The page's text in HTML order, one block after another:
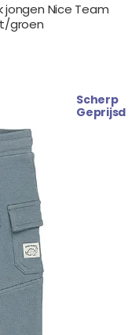
jongen Nice Team
groen
Scherp
Geprijsd